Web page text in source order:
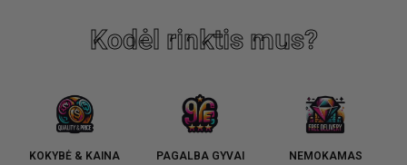
Kodėl rinktis mus?
KOKYBĖ & KAINA PAGALBA GYVAI
NEMOKAMAS